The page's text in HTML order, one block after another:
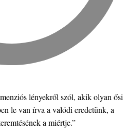
lényekről szól, akik olyan ősi
le van írva a valódi eredetünk, a
a miértje.”